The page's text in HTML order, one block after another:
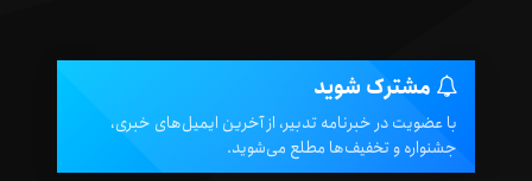
مشترک شوید
با عضویت در خبرنامه تدبیر، از آخرین ایمیل‌های خبری،
جشنواره و تخفیف‌ها مطلع می‌شوید.